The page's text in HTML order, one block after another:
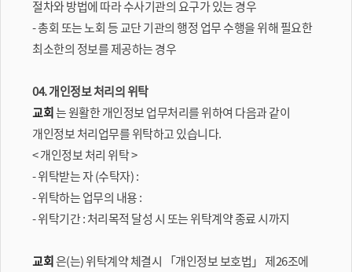
절차와 방법에 따라 수사기관의 요구가 있는 경우
- 총회 또는 노회 등 교단 기관의 행정 업무 수행을 위해 필요한
최소한의 정보를 제공하는 경우
04. 개인정보 처리의 위탁
교회 는 원활한 개인정보 업무처리를 위하여 다음과 같이
개인정보 처리업무를 위탁하고 있습니다.
< 개인정보 처리 위탁 >
- 위탁받는 자 (수탁자) :
- 위탁하는 업무의 내용 :
- 위탁기간 : 처리목적 달성 시 또는 위탁계약 종료 시까지
교회 은(는) 위탁계약 체결시 「개인정보 보호법」 제26조에